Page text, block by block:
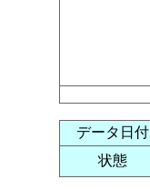
データ日付
状態